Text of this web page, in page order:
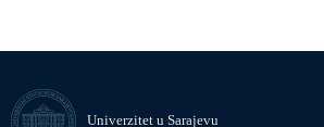
Univerzitet u Sarajevu